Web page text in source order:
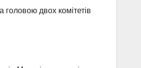
двох комітетів